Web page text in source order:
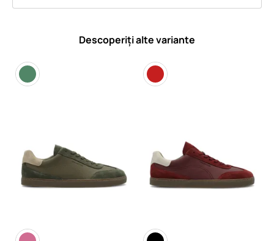
Descoperiți alte variante